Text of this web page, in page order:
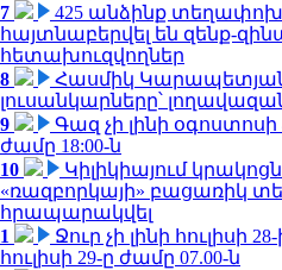
7
425 անձինք
հայտնաբերվել են զենք-
հետախուզվողներ
8
Հասմիկ
լուսանկարները՝
9
Գազ չի լինի օգոստոսի
ժամը 18:00-ն
10
Կիլիկիայում
«ռազբորկայի» բացառիկ
հրապարակվել
1
Ջուր չի լինի հուլիսի
հուլիսի 29-ը ժամը 07.00-ն